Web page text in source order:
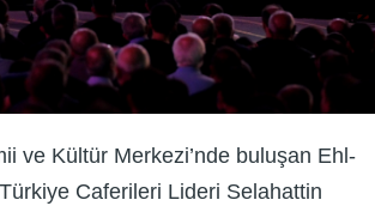
ve Kültür Merkezi’nde buluşan Ehl-
Caferileri Lideri Selahattin